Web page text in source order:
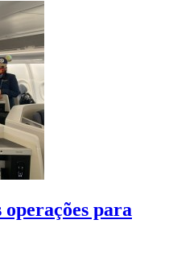
para